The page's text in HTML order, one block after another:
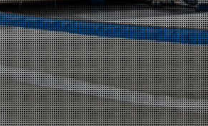
よくある質問